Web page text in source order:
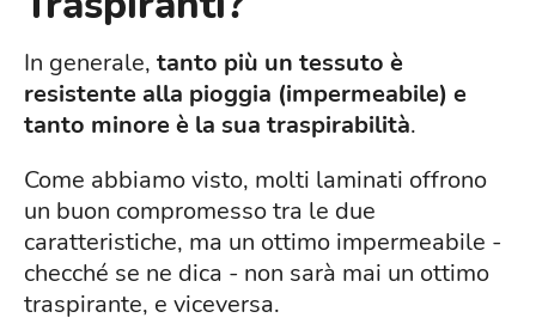
In generale, tanto più un tessuto è
resistente alla pioggia (impermeabile) e
tanto minore è la sua traspirabilità.
Come abbiamo visto, molti laminati offrono
un buon compromesso tra le due
caratteristiche, ma un ottimo impermeabile -
checché se ne dica - non sarà mai un ottimo
traspirante, e viceversa.